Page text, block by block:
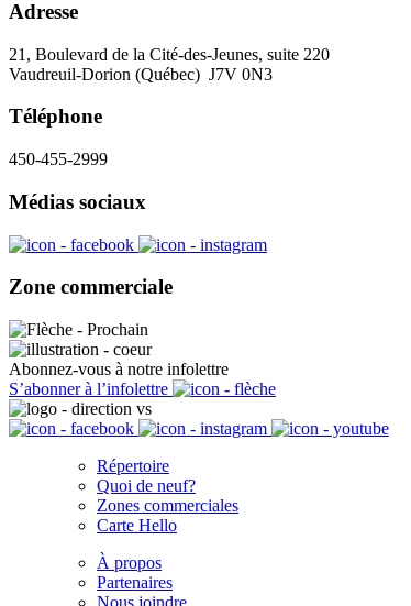
Adresse
21, Boulevard de la Cité-des-Jeunes, suite 220
Vaudreuil-Dorion (Québec) J7V 0N3
Téléphone
450-455-2999
Médias sociaux
Zone commerciale
Abonnez-vous à notre infolettre
S’abonner à l’infolettre
Répertoire
Quoi de neuf?
Zones commerciales
Carte Hello
À propos
Partenaires
Nous joindre